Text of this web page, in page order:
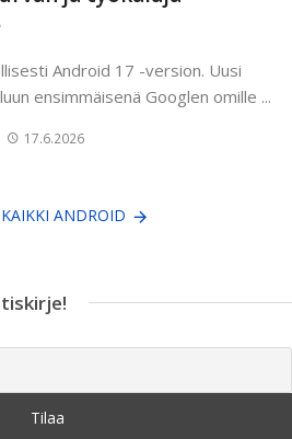
Android 17 -version. Uusi
ensimmäisenä Googlen omille ...
17.6.2026
ANDROID